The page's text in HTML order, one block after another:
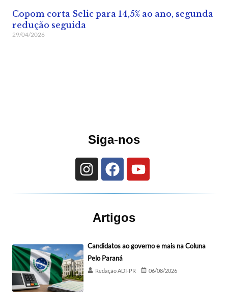
Copom corta Selic para 14,5% ao ano, segunda
redução seguida
29/04/2026
Siga-nos
Artigos
Candidatos ao governo e mais na Coluna
Pelo Paraná
Redação ADI-PR 06/08/2026